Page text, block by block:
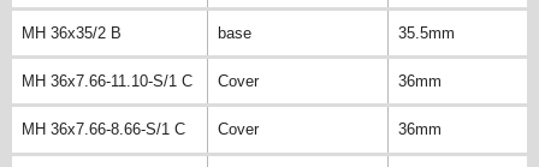
MH 36x35/2 B base 35.5mm
MH 36x7.66-11.10-S/1 C Cover 36mm
MH 36x7.66-8.66-S/1 C Cover 36mm